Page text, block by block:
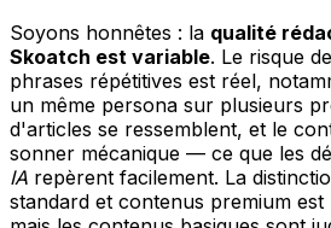
Soyons honnêtes : la qualité
Skoatch est variable. Le risque
phrases répétitives est réel,
un même persona sur plusieurs
d'articles se ressemblent, et le
sonner mécanique — ce que les
IA repèrent facilement. La
standard et contenus premium